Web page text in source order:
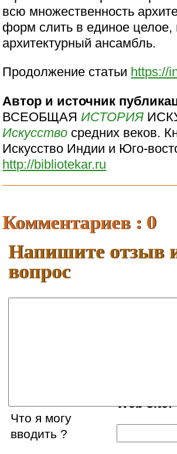
всю множественность
форм слить в единое
архитектурный ансамбль.
Продолжение статьи https://
Автор и источник
ВСЕОБЩАЯ ИСТОРИЯ
Искусство средних веков.
Искусство Индии и Юго-
http://bibliotekar.ru
Комментариев : 0
Напишите отзыв
вопрос
Web site:
Что я могу
вводить ?